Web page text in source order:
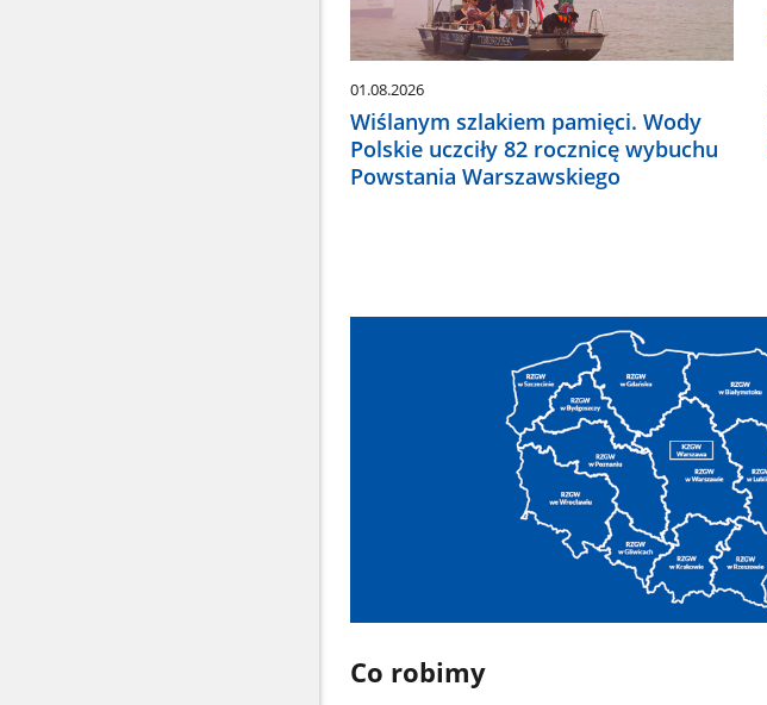
01.08.2026
Wiślanym szlakiem pamięci. Wody
Polskie uczciły 82 rocznicę wybuchu
Powstania Warszawskiego
Co robimy